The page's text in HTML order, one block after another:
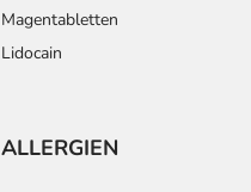
Magentabletten
Lidocain
ALLERGIEN